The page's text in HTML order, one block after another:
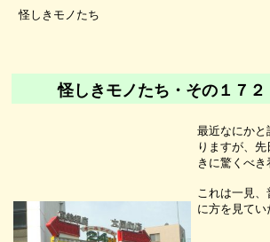
怪しきモノたち
怪しきモノたち・その１７２
最近なにかと
りますが、
きに驚くべき
これは一見
に方を見てい